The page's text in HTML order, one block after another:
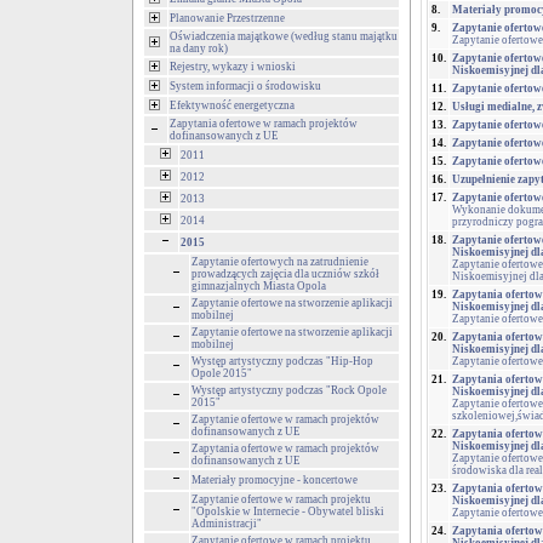
Planowanie Przestrzenne
Oświadczenia majątkowe (według stanu majątku
na dany rok)
Rejestry, wykazy i wnioski
System informacji o środowisku
Efektywność energetyczna
Zapytania ofertowe w ramach projektów
dofinansowanych z UE
2011
2012
2013
2014
2015
Zapytanie ofertowych na zatrudnienie
prowadzących zajęcia dla uczniów szkół
gimnazjalnych Miasta Opola
Zapytanie ofertowe na stworzenie aplikacji
mobilnej
Zapytanie ofertowe na stworzenie aplikacji
mobilnej
Występ artystyczny podczas "Hip-Hop
Opole 2015"
Występ artystyczny podczas "Rock Opole
2015"
Zapytanie ofertowe w ramach projektów
dofinansowanych z UE
Zapytania ofertowe w ramach projektów
dofinansowanych z UE
Materiały promocyjne - koncertowe
Zapytanie ofertowe w ramach projektu
"Opolskie w Internecie - Obywatel bliski
Administracji"
Zapytanie ofertowe w ramach projektu
8.
Materiały
9.
Zapytanie
Zapytanie
10. Zapytanie
Niskoemisyjnej
11. Zapytanie
12. Usługi medialne,
13. Zapytanie
14. Zapytanie
15. Zapytanie
16. Uzupełnienie
17. Zapytanie
Wykonanie
przyrodniczy
18. Zapytanie
Niskoemisyjnej
Zapytanie
Niskoemisyjnej
19. Zapytania
Niskoemisyjnej
Zapytanie
20. Zapytania
Niskoemisyjnej
Zapytanie
21. Zapytania
Niskoemisyjnej
Zapytanie
22. Zapytania
Niskoemisyjnej
Zapytanie
środowiska dla
23. Zapytania
Niskoemisyjnej
Zapytanie
24. Zapytania